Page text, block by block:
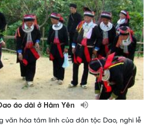
áo dài ở Hàm Yên
văn hóa tâm linh của dân tộc Dao, nghi lễ